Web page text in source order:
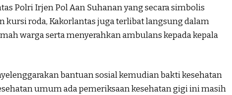
Polri Irjen Pol Aan Suhanan yang secara simbolis
kursi roda, Kakorlantas juga terlibat langsung dalam
warga serta menyerahkan ambulans kepada kepala
bantuan sosial kemudian bakti kesehatan
umum ada pemeriksaan kesehatan gigi ini masih